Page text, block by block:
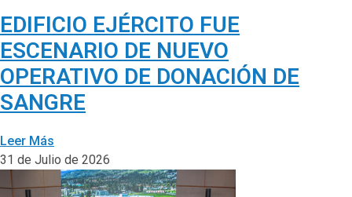
EDIFICIO EJÉRCITO FUE
ESCENARIO DE NUEVO
OPERATIVO DE DONACIÓN DE
SANGRE
Leer Más
31 de Julio de 2026